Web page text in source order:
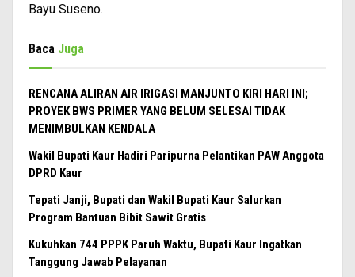
Bayu Suseno.
Baca Juga
RENCANA ALIRAN AIR IRIGASI MANJUNTO KIRI HARI INI;
PROYEK BWS PRIMER YANG BELUM SELESAI TIDAK
MENIMBULKAN KENDALA
Wakil Bupati Kaur Hadiri Paripurna Pelantikan PAW Anggota
DPRD Kaur
Tepati Janji, Bupati dan Wakil Bupati Kaur Salurkan
Program Bantuan Bibit Sawit Gratis
Kukuhkan 744 PPPK Paruh Waktu, Bupati Kaur Ingatkan
Tanggung Jawab Pelayanan